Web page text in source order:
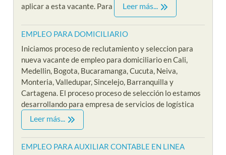
aplicar a esta vacante. Para
Leer más...
EMPLEO PARA DOMICILIARIO
Iniciamos proceso de reclutamiento y seleccion para
nueva vacante de empleo para domiciliario en Cali,
Medellin, Bogota, Bucaramanga, Cucuta, Neiva,
Monteria, Valledupar, Sincelejo, Barranquilla y
Cartagena. El proceso proceso de selección lo estamos
desarrollando para empresa de servicios de logística
Leer más...
EMPLEO PARA AUXILIAR CONTABLE EN LINEA